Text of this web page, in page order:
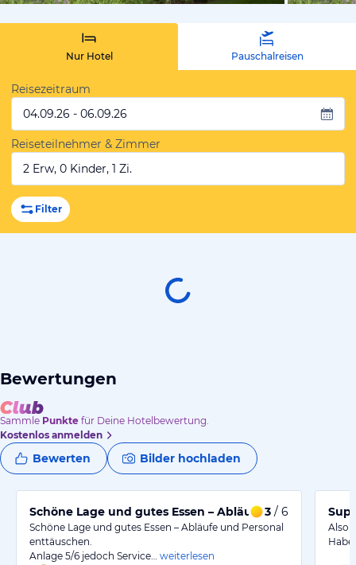
Nur Hotel Pauschalreisen
Reisezeitraum
04.09.26 - 06.09.26
Reiseteilnehmer & Zimmer
2 Erw, 0 Kinder, 1 Zi.
Filter
Bewertungen
Sammle Punkte für Deine Hotelbewertung.
Kostenlos anmelden
Bewerten Bilder hochladen
Schöne Lage und gutes Essen – Abläufe und Personal
3 / 6
Schöne Lage und gutes Essen – Abläufe und Personal
enttäuschen.
Anlage 5/6 jedoch Service…
weiterlesen
Also